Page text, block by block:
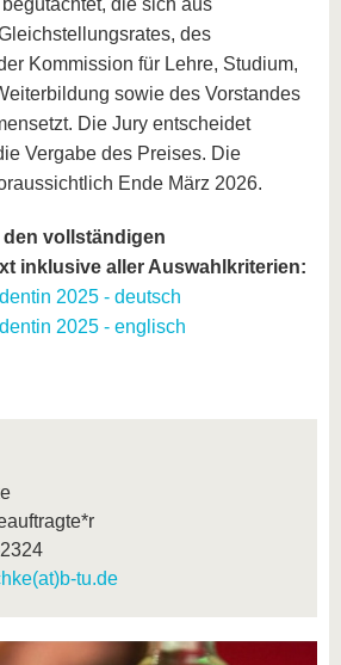
die sich aus
des
Kommission für Lehre, Studium,
sowie des Vorstandes
Die Jury entscheidet
Vergabe des Preises. Die
Ende März 2026.
den vollständigen
inklusive aller Auswahlkriterien:
2025 - deutsch
2025 - englisch
tu.de